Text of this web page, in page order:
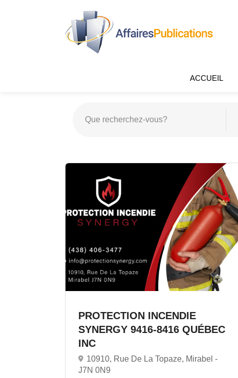
ACCUEIL
PROTECTION INCENDIE
SYNERGY 9416-8416 QUÉBEC
INC
10910, Rue De La Topaze, Mirabel -
J7N 0N9